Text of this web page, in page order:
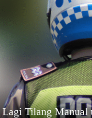
Tilang Manual